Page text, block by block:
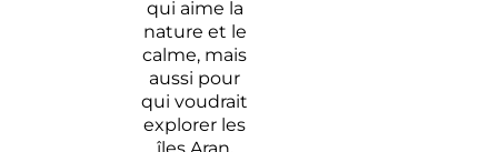
qui aime la
nature et le
calme, mais
aussi pour
qui voudrait
explorer les